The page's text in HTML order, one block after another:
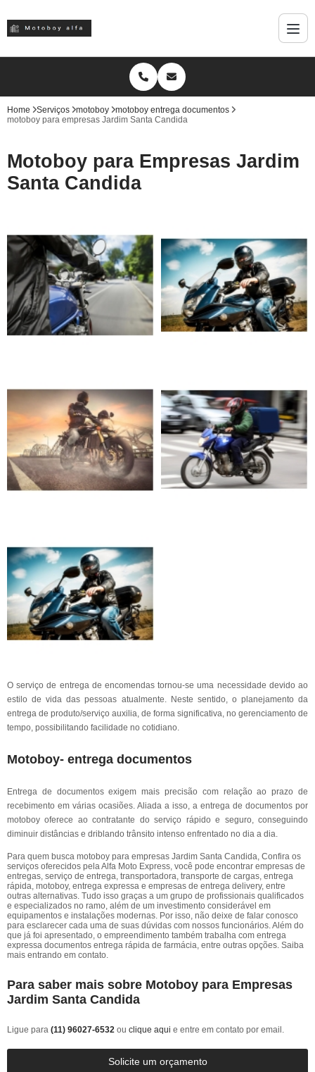
Home Serviços motoboy
motoboy entrega documentos
motoboy para empresas Jardim Santa Candida
Motoboy para Empresas Jardim
Santa Candida
O serviço de entrega de encomendas tornou-se uma necessidade devido ao
estilo de vida das pessoas atualmente. Neste sentido, o planejamento da
entrega de produto/serviço auxilia, de forma significativa, no gerenciamento de
tempo, possibilitando facilidade no cotidiano.
Motoboy- entrega documentos
Entrega de documentos exigem mais precisão com relação ao prazo de
recebimento em várias ocasiões. Aliada a isso, a entrega de documentos por
motoboy oferece ao contratante do serviço rápido e seguro, conseguindo
diminuir distâncias e driblando trânsito intenso enfrentado no dia a dia.
Para quem busca motoboy para empresas Jardim Santa Candida, Confira os
serviços oferecidos pela Alfa Moto Express, você pode encontrar empresas de
entregas, serviço de entrega, transportadora, transporte de cargas, entrega
rápida, motoboy, entrega expressa e empresas de entrega delivery, entre
outras alternativas. Tudo isso graças a um grupo de profissionais qualificados
e especializados no ramo, além de um investimento considerável em
equipamentos e instalações modernas. Por isso, não deixe de falar conosco
para esclarecer cada uma de suas dúvidas com nossos funcionários. Além do
que já foi apresentado, o empreendimento também trabalha com entrega
expressa documentos entrega rápida de farmácia, entre outras opções. Saiba
mais entrando em contato.
Para saber mais sobre Motoboy para Empresas
Jardim Santa Candida
Ligue para (11) 96027-6532 ou clique aqui e entre em contato por email.
Solicite um orçamento